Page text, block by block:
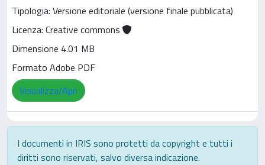
Tipologia: Versione editoriale (versione finale pubblicata)
Licenza: Creative commons
Dimensione 4.01 MB
Formato Adobe PDF
Visualizza/Apri
I documenti in IRIS sono protetti da copyright e tutti i
diritti sono riservati, salvo diversa indicazione.